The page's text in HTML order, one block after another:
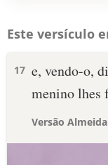
Este versículo
17 e, vendo-o,
menino lhes
Versão